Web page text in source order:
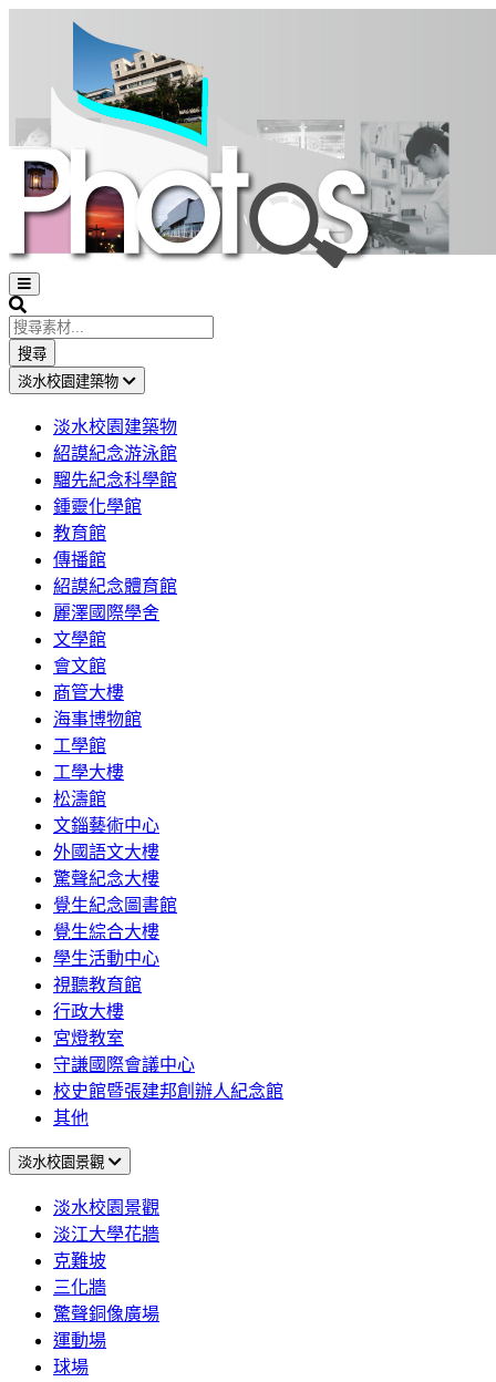
Open
sidebar
Search
搜尋
淡水校園建築物
淡水校園建築物
紹謨紀念游泳館
騮先紀念科學館
鍾靈化學館
教育館
傳播館
紹謨紀念體育館
麗澤國際學舍
文學館
會文館
商管大樓
海事博物館
工學館
工學大樓
松濤館
文錙藝術中心
外國語文大樓
驚聲紀念大樓
覺生紀念圖書館
覺生綜合大樓
學生活動中心
視聽教育館
行政大樓
宮燈教室
守謙國際會議中心
校史館暨張建邦創辦人紀念館
其他
淡水校園景觀
淡水校園景觀
淡江大學花牆
克難坡
三化牆
驚聲銅像廣場
運動場
球場